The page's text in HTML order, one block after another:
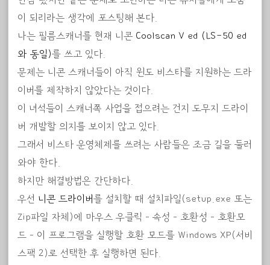
이 되리라는 생각에 포스팅해 본다.
나는 필름스캐너를 현재 니콘 Coolscan V ed (LS-50 ed
와 동일)를 쓰고 있다.
문제는 니콘 스캐너들이 아직 윈도 비스타를 지원하는 드라
이버를 제작하지 않았다는 것이다.
이 녀석들이 스캐너쪽 사업을 접으려는 건지 도무지 드라이
버 개발할 의지를 보이지 않고 있다.
그래서 비스타 운영체제를 쓰려는 사람들은 조금 길을 둘러
와야 한다.
하지만 해결방법은 간단하다.
우선 니콘 드라이버를 설치할 때 설치파일(setup.exe 또는
Zip파일 자체)에 마우스 우클릭 – 속성 – 호환성 – 호환모
드 – 이 프로그램을 실행할 호환 모드를 Windows XP(서비
스팩 2)로 선택한 후 실행하면 된다.